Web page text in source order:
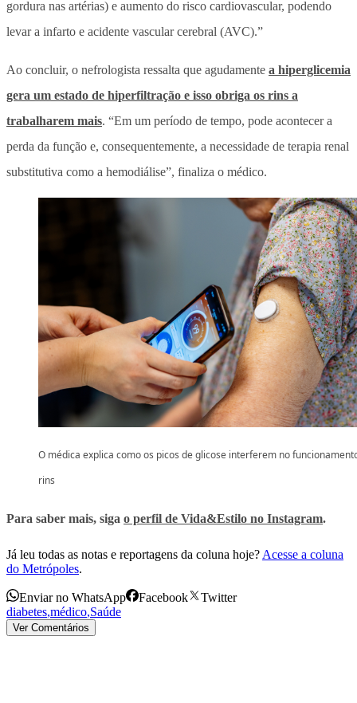
gordura nas artérias) e aumento do risco cardiovascular, podendo
levar a infarto e acidente vascular cerebral (AVC).”
Ao concluir, o nefrologista ressalta que agudamente a hiperglicemia
gera um estado de hiperfiltração e isso obriga os rins a
trabalharem mais. “Em um período de tempo, pode acontecer a
perda da função e, consequentemente, a necessidade de terapia renal
substitutiva como a hemodiálise”, finaliza o médico.
O médica explica como os picos de glicose interferem no
rins
Para saber mais, siga o perfil de Vida&Estilo no Instagram.
Já leu todas as notas e reportagens da coluna hoje? Acesse a coluna
do Metrópoles.
Enviar no WhatsApp Facebook
Twitter
diabetes,médico,Saúde
Ver Comentários